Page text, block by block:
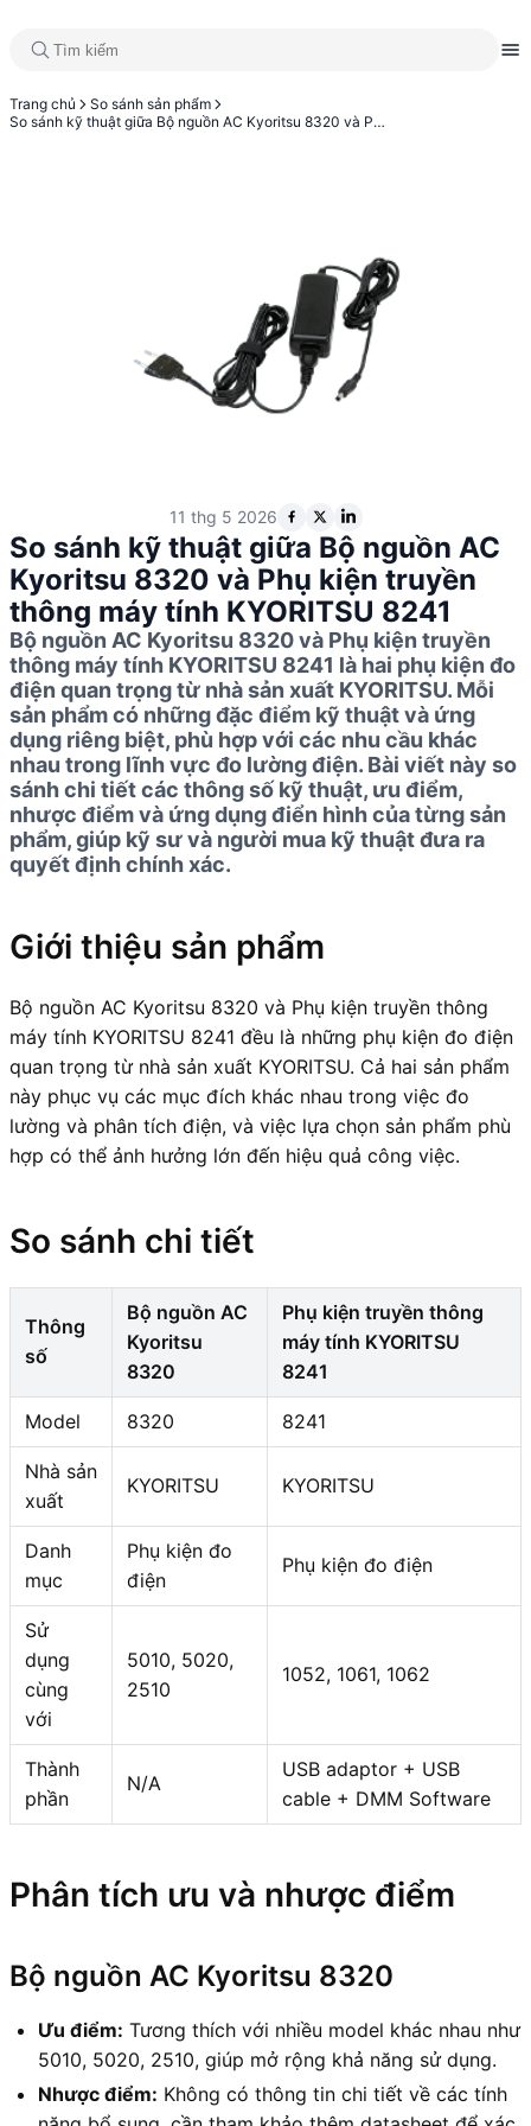
Trang chủ
So sánh sản phẩm
So sánh kỹ thuật giữa Bộ nguồn AC Kyoritsu 8320 và Phụ kiện truyền thông máy tính KYORITSU 8241
11 thg 5 2026
So sánh kỹ thuật giữa Bộ nguồn AC
Kyoritsu 8320 và Phụ kiện truyền
thông máy tính KYORITSU 8241
Bộ nguồn AC Kyoritsu 8320 và Phụ kiện truyền
thông máy tính KYORITSU 8241 là hai phụ kiện đo
điện quan trọng từ nhà sản xuất KYORITSU. Mỗi
sản phẩm có những đặc điểm kỹ thuật và ứng
dụng riêng biệt, phù hợp với các nhu cầu khác
nhau trong lĩnh vực đo lường điện. Bài viết này so
sánh chi tiết các thông số kỹ thuật, ưu điểm,
nhược điểm và ứng dụng điển hình của từng sản
phẩm, giúp kỹ sư và người mua kỹ thuật đưa ra
quyết định chính xác.
Giới thiệu sản phẩm
Bộ nguồn AC Kyoritsu 8320 và Phụ kiện truyền thông
máy tính KYORITSU 8241 đều là những phụ kiện đo điện
quan trọng từ nhà sản xuất KYORITSU. Cả hai sản phẩm
này phục vụ các mục đích khác nhau trong việc đo
lường và phân tích điện, và việc lựa chọn sản phẩm phù
hợp có thể ảnh hưởng lớn đến hiệu quả công việc.
So sánh chi tiết
Thông
số
Bộ nguồn AC
Kyoritsu
8320
Phụ kiện truyền thông
máy tính KYORITSU
8241
Model 8320 8241
Nhà sản
xuất
KYORITSU KYORITSU
Danh
mục
Phụ kiện đo
điện
Phụ kiện đo điện
Sử
dụng
cùng
với
5010, 5020,
2510
1052, 1061, 1062
Thành
phần
N/A
USB adaptor + USB
cable + DMM Software
Phân tích ưu và nhược điểm
Bộ nguồn AC Kyoritsu 8320
Ưu điểm: Tương thích với nhiều model khác nhau như
5010, 5020, 2510, giúp mở rộng khả năng sử dụng.
Nhược điểm: Không có thông tin chi tiết về các tính